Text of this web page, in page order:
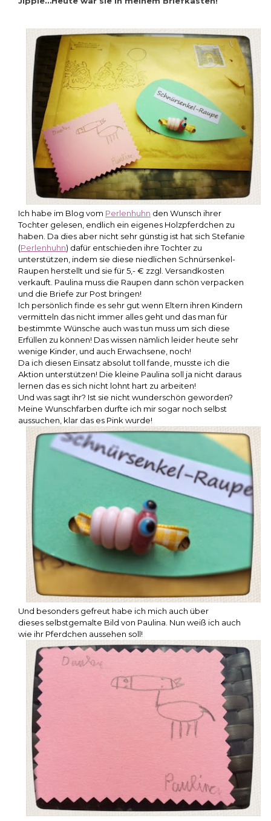
ist
Meine
Schnürsenkel-
Raupe
Ich habe im Blog vom Perlenhuhn den Wunsch ihrer
Tochter gelesen, endlich ein eigenes Holzpferdchen zu
haben. Da dies aber nicht sehr günstig ist hat sich Stefanie
(Perlenhuhn) dafür entschieden ihre Tochter zu
unterstützen, indem sie diese niedlichen Schnürsenkel-
Raupen herstellt und sie für 5,- € zzgl. Versandkosten
verkauft. Paulina muss die Raupen dann schön verpacken
und die Briefe zur Post bringen!
Ich persönlich finde es sehr gut wenn Eltern ihren Kindern
vermitteln das nicht immer alles geht und das man für
bestimmte Wünsche auch was tun muss um sich diese
Erfüllen zu können! Das wissen nämlich leider heute sehr
wenige Kinder, und auch Erwachsene, noch!
Da ich diesen Einsatz absolut toll fande, musste ich die
Aktion unterstützen! Die kleine Paulina soll ja nicht daraus
lernen das es sich nicht lohnt hart zu arbeiten!
Und was sagt ihr? Ist sie nicht wunderschön geworden?
Meine Wunschfarben durfte ich mir sogar noch selbst
aussuchen, klar das es Pink wurde!
Und besonders gefreut habe ich mich auch über
dieses selbstgemalte Bild von Paulina. Nun weiß ich auch
wie ihr Pferdchen aussehen soll!